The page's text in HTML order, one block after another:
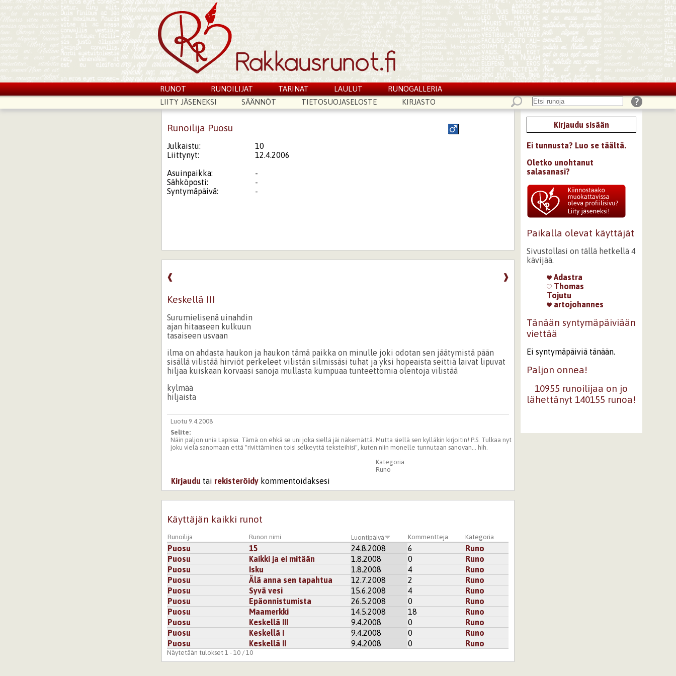
RUNOT RUNOILIJAT TARINAT LAULUT
RUNOGALLERIA
LIITY JÄSENEKSI
SÄÄNNÖT TIETOSUOJASELOSTE KIRJASTO
Runoilija Puosu
Julkaistu:
10
Liittynyt:
12.4.2006
Asuinpaikka:
-
Sähköposti:
-
Syntymäpäivä:
-
❱
❰
Keskellä III
Surumielisenä uinahdin
ajan hitaaseen kulkuun
tasaiseen usvaan
ilma on ahdasta haukon ja haukon tämä paikka on minulle joki odotan sen jäätymistä pään
sisällä vilistää hirviöt perkeleet vilistän silmissäsi tuhat ja yksi hopeaista seittiä laivat lipuvat
hiljaa kuiskaan korvaasi sanoja mullasta kumpuaa tunteettomia olentoja vilistää
kylmää
hiljaista
Luotu 9.4.2008
Selite:
Näin paljon unia Lapissa. Tämä on ehkä se uni joka siellä jäi näkemättä. Mutta siellä sen kylläkin kirjoitin! P.S. Tulkaa nyt
joku vielä sanomaan että "rivittäminen toisi selkeyttä teksteihisi", kuten niin monelle tunnutaan sanovan... hih.
Kategoria:
Runo
Kirjaudu tai rekisteröidy kommentoidaksesi
Käyttäjän kaikki runot
Runoilija Runon nimi Luontipäivä Kommentteja Kategoria
Puosu 15 24.8.2008 6
Runo
Puosu
Kaikki ja ei mitään 1.8.2008 0
Runo
Puosu
Isku 1.8.2008 4
Runo
Puosu
Älä anna sen tapahtua 12.7.2008 2
Runo
Puosu
Syvä vesi 15.6.2008 4
Runo
Puosu
Epäonnistumista 26.5.2008 0
Runo
Puosu
Maamerkki 14.5.2008 18
Runo
Puosu
Keskellä III 9.4.2008 0
Runo
Puosu
Keskellä I 9.4.2008 0
Runo
Puosu
Keskellä II 9.4.2008 0 Runo
Näytetään tulokset 1 - 10 / 10
Kirjaudu sisään
Ei tunnusta? Luo se täältä.
Oletko unohtanut
salasanasi?
Paikalla olevat käyttäjät
Sivustollasi on tällä hetkellä 4
kävijää.
Adastra
Thomas
Tojutu
artojohannes
Tänään syntymäpäiviään
viettää
Ei syntymäpäiviä tänään.
Paljon onnea!
10955 runoilijaa on jo
lähettänyt 140155 runoa!